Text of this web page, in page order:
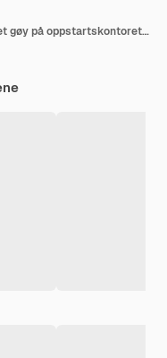
Positiv leder som danser og har det gøy på oppstartskontoret, og nyter å lytte til musikk i arbeidspauser. Forretningskvinne som bruker hodetelefoner mens hun jobber overtid med rapport om finansiell vekst